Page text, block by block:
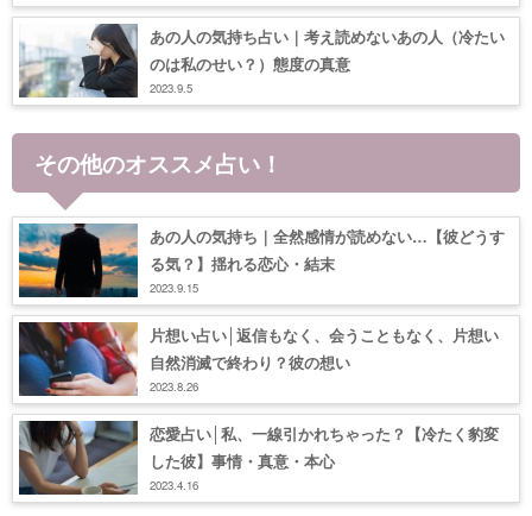
あの人の気持ち占い｜考え読めないあの人（冷たい
のは私のせい？）態度の真意
2023.9.5
その他のオススメ占い！
あの人の気持ち｜全然感情が読めない…【彼どうす
る気？】揺れる恋心・結末
2023.9.15
片想い占い│返信もなく、会うこともなく、片想い
自然消滅で終わり？彼の想い
2023.8.26
恋愛占い│私、一線引かれちゃった？【冷たく豹変
した彼】事情・真意・本心
2023.4.16